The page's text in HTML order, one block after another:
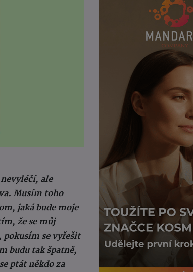
ale
Musím toho
jaká bude moje
že se můj
pokusím se vyřešit
budu tak špatně,
ptát někdo za